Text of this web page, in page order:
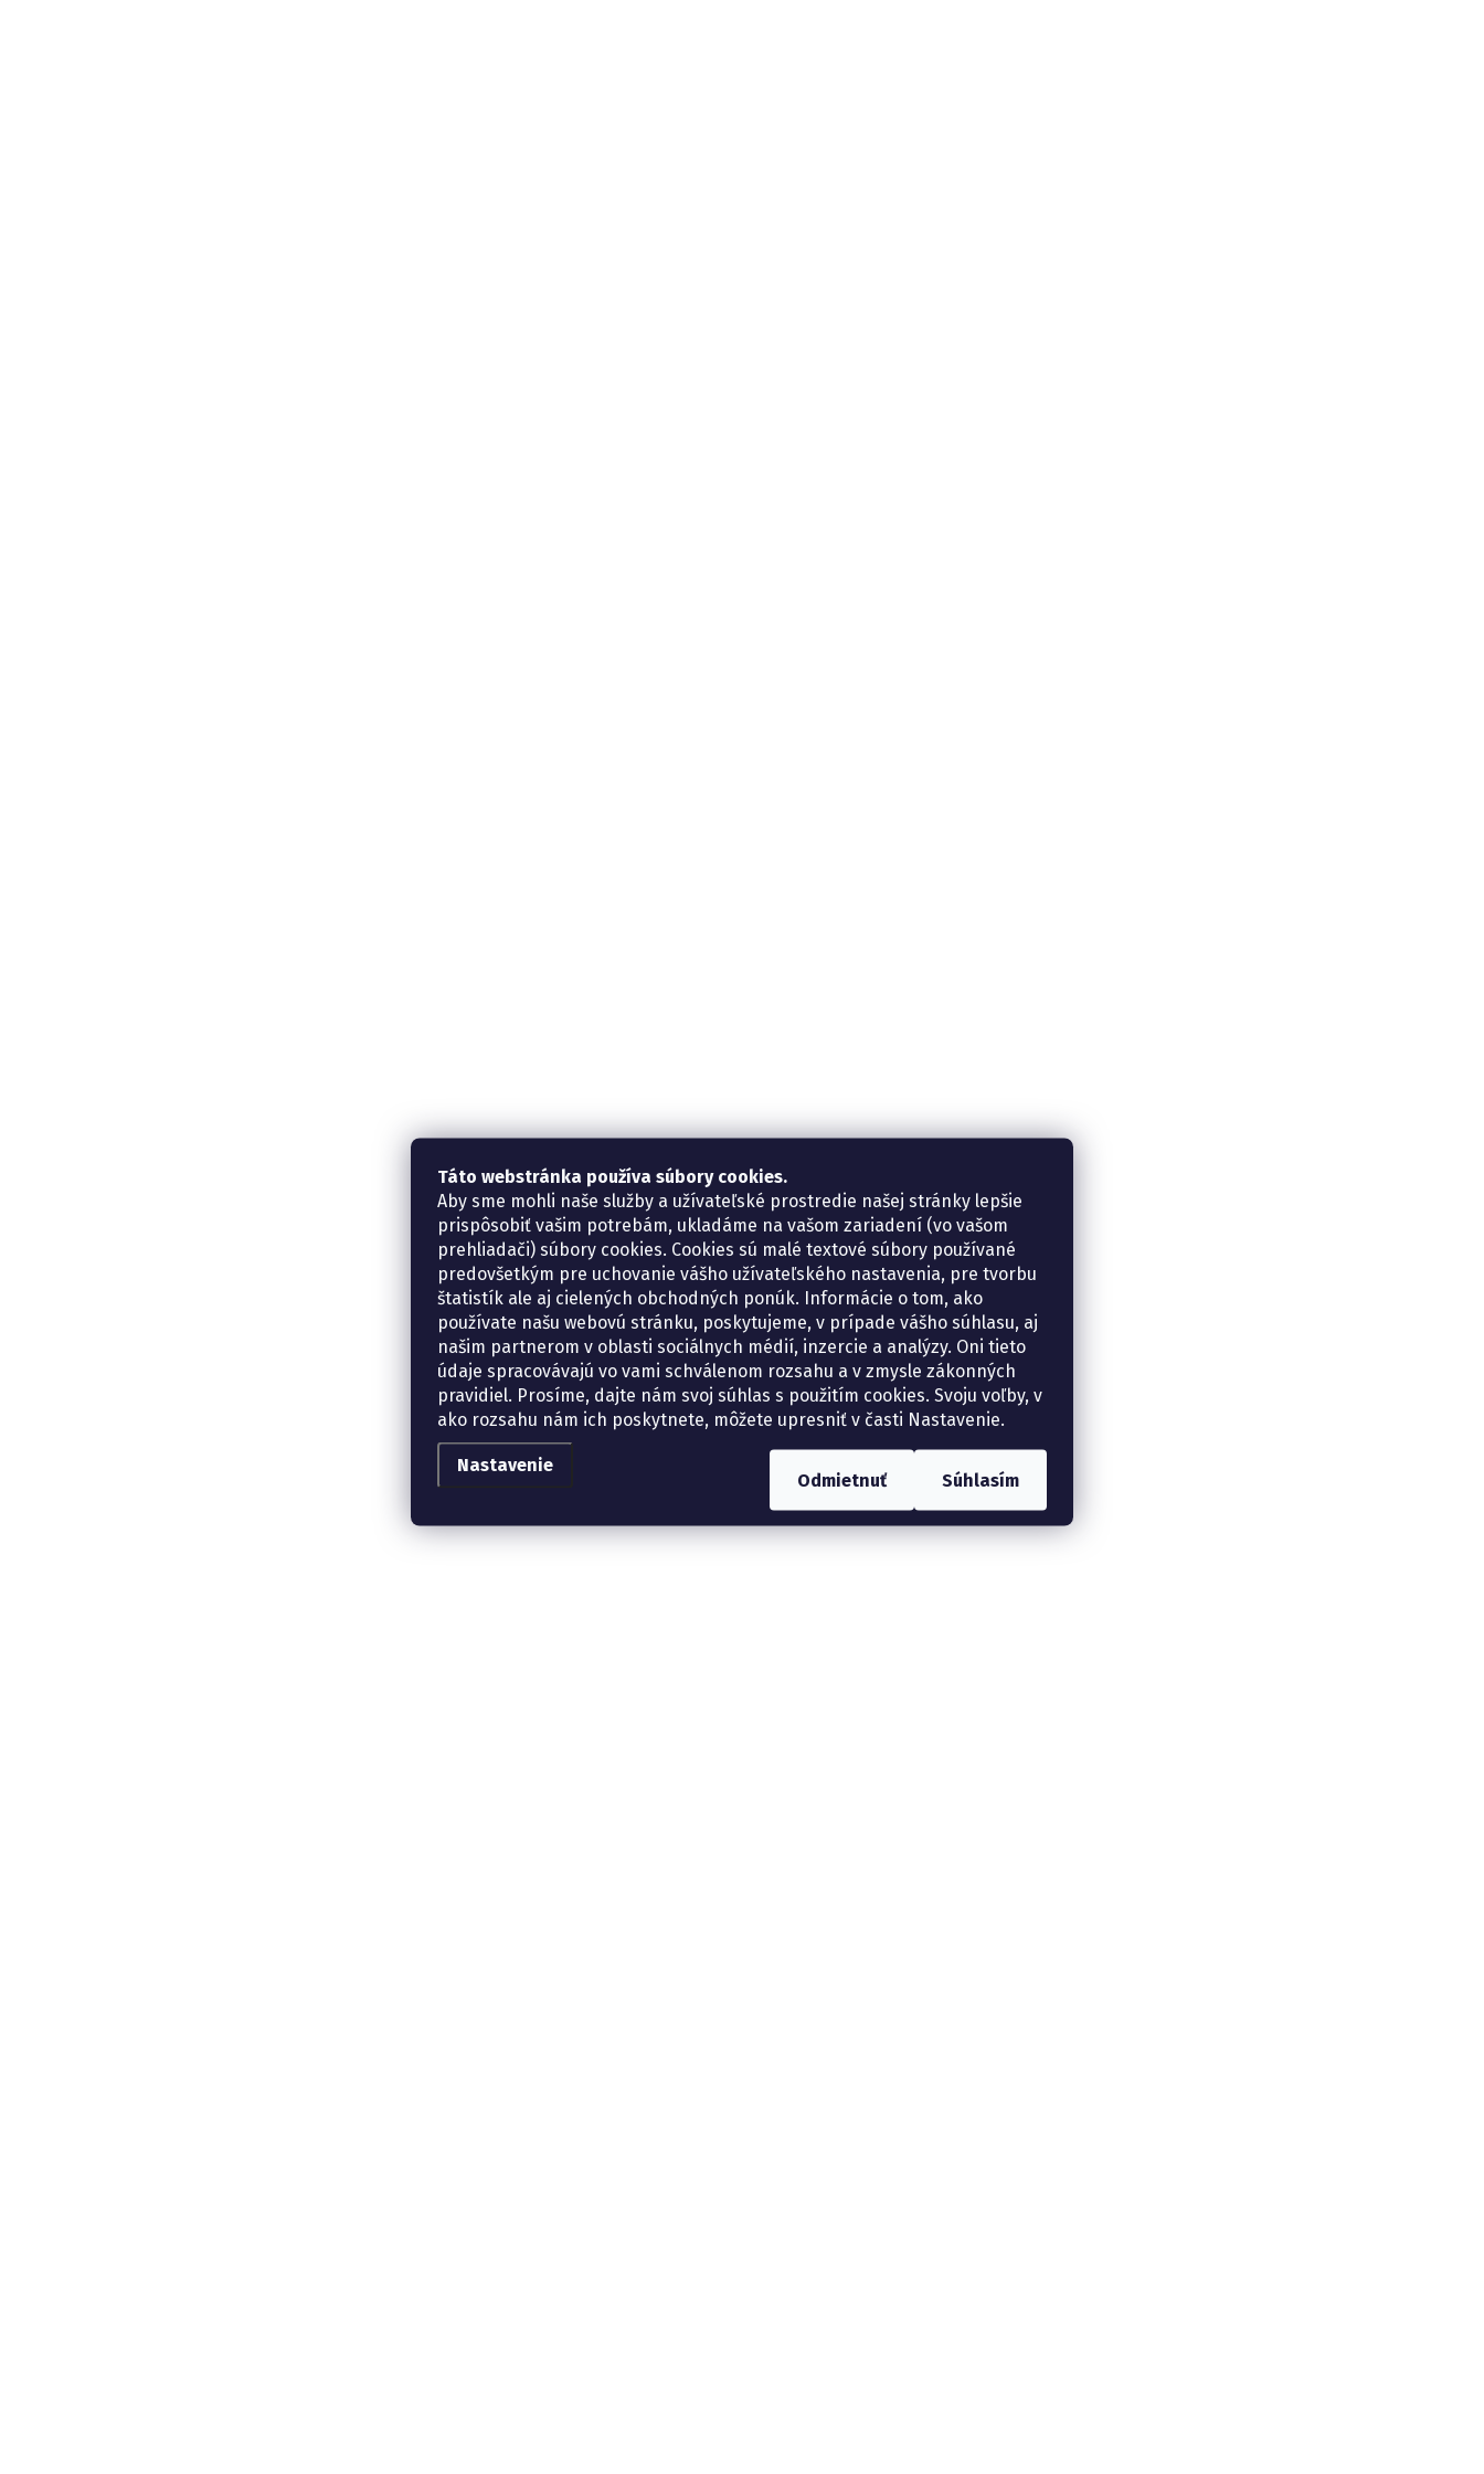
Táto webstránka používa súbory cookies.
Aby sme mohli naše služby a užívateľské prostredie našej stránky lepšie
prispôsobiť vašim potrebám, ukladáme na vašom zariadení (vo vašom
prehliadači) súbory cookies. Cookies sú malé textové súbory používané
predovšetkým pre uchovanie vášho užívateľského nastavenia, pre tvorbu
štatistík ale aj cielených obchodných ponúk. Informácie o tom, ako
používate našu webovú stránku, poskytujeme, v prípade vášho súhlasu, aj
našim partnerom v oblasti sociálnych médií, inzercie a analýzy. Oni tieto
údaje spracovávajú vo vami schválenom rozsahu a v zmysle zákonných
pravidiel. Prosíme, dajte nám svoj súhlas s použitím cookies. Svoju voľby, v
ako rozsahu nám ich poskytnete, môžete upresniť v časti Nastavenie.
Nastavenie
Odmietnuť Súhlasím